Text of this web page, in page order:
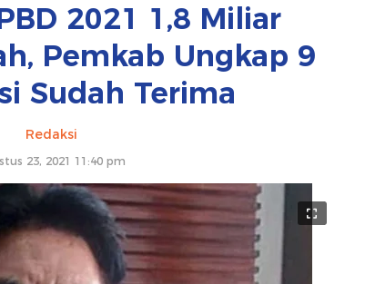
2021 1,8 Miliar
Pemkab Ungkap 9
Sudah Terima
Redaksi
23, 2021 11:40 pm